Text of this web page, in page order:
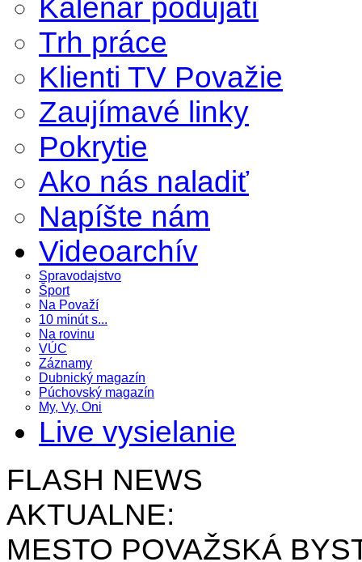
Kalenár podujatí
Trh práce
Klienti TV Považie
Zaujímavé linky
Pokrytie
Ako nás naladiť
Napíšte nám
Videoarchív
Spravodajstvo
Šport
Na Považí
10 minút s...
Na rovinu
VÚC
Záznamy
Dubnický magazín
Púchovský magazín
My, Vy, Oni
Live vysielanie
FLASH NEWS
AKTUALNE:
MESTO POVAŽSKÁ